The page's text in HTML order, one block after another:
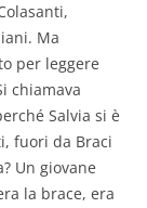
Ma
per leggere
chiamava
Salvia si è
fuori da Braci
Un giovane
la brace, era